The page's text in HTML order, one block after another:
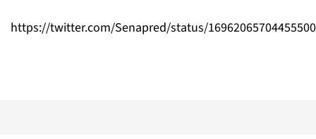
https://twitter.com/Senapred/status/